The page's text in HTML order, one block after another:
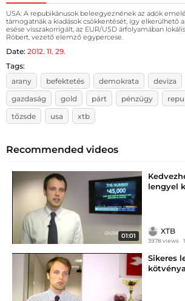
USA: A repubikánusok beleegyeznének az adók
támogatnák a kiadások csökkentését, így elkerülhető a
esése visszakorrigált, az EUR/USD árfolyamában
Róbert, vezető elemző egypercese.
Date: 2012. 11. 29.
Tags:
arany
befektetés demokrata deviza
gazdaság
gold párt pénzügy
tőzsde
usa xtb
Recommended videos
01:01
lengyel
XTB
3978 views
Sikeres